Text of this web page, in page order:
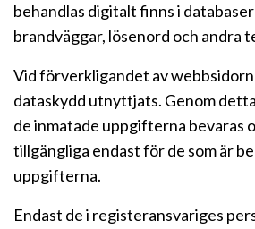
behandlas digitalt finns i
brandväggar, lösenord och andra
Vid förverkligandet av
dataskydd utnyttjats. Genom
de inmatade uppgifterna bevaras
tillgängliga endast för de som är
uppgifterna.
Endast de i registeransvariges